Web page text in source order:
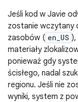
Jeśli kod w Javie
zostanie wczytany
zasobów ( en_US
materiały
ponieważ gdy
ścisłego, nadal
regionu. Jeśli nie
wyniki, system z